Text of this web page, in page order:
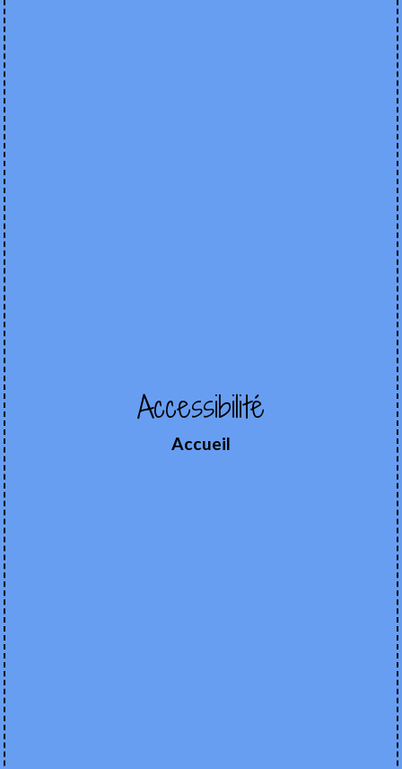
Accessibilité
Accueil